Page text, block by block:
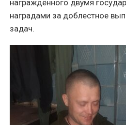
награждённого двумя
наградами за доблестное
задач.